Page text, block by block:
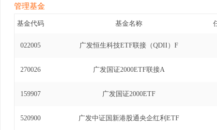
放式指数证券投资基金发起式联接基金基金经
15日)、广发上海金交易型开放式证券投资基金
月24日)、广发中证医疗指数证券投资基金（
2024年3月30日)、广发国证信息技术创新主题
资基金基金经理(自2024年1月22日至2025年4月
管理基金
基金代码 基金名称
022005 广发恒生科技ETF联接（QDII）F
270026 广发国证2000ETF联接A
159907 广发国证2000ETF
520900 广发中证国新港股通央企红利ETF